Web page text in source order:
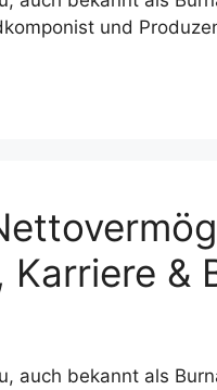
und
Karriere &
auch bekannt als